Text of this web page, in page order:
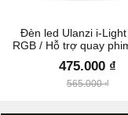
Đèn led Ulanzi i-
RGB / Hỗ trợ quay
475.000 ₫
565.000 ₫